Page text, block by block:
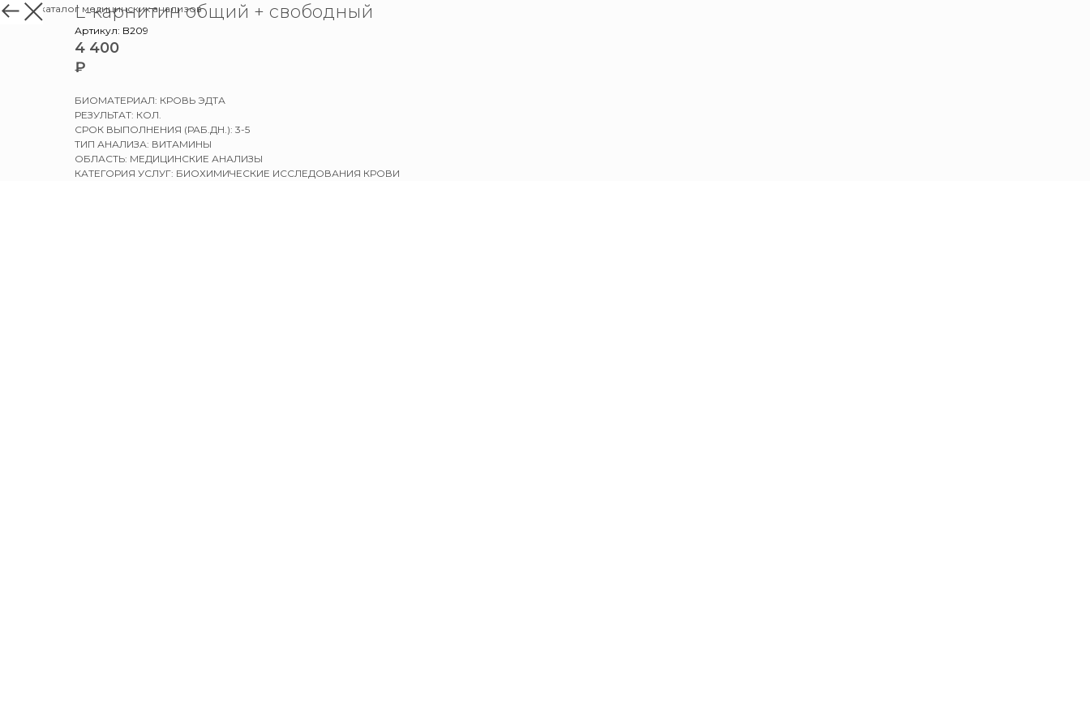
назад в каталог медицинских анализов
L-карнитин общий + свободный
Артикул: B209
4 400
₽
БИОМАТЕРИАЛ: КРОВЬ ЭДТА
РЕЗУЛЬТАТ: КОЛ.
СРОК ВЫПОЛНЕНИЯ (РАБ.ДН.): 3-5
ТИП АНАЛИЗА: ВИТАМИНЫ
ОБЛАСТЬ: МЕДИЦИНСКИЕ АНАЛИЗЫ
КАТЕГОРИЯ УСЛУГ: БИОХИМИЧЕСКИЕ ИССЛЕДОВАНИЯ КРОВИ